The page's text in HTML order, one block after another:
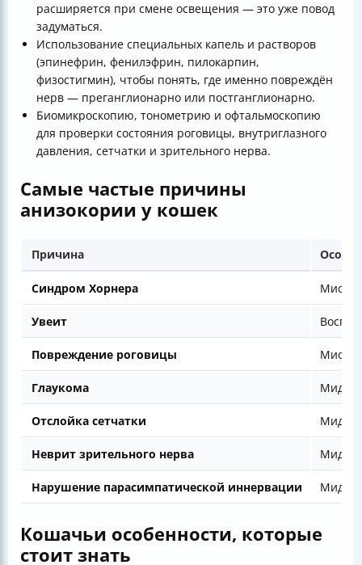
расширяется при смене освещения — это уже повод
задуматься.
Использование специальных капель и растворов
(эпинефрин, фенилэфрин, пилокарпин,
физостигмин), чтобы понять, где именно повреждён
нерв — преганглионарно или постганглионарно.
Биомикроскопию, тонометрию и офтальмоскопию
для проверки состояния роговицы, внутриглазного
давления, сетчатки и зрительного нерва.
Самые частые причины
анизокории у кошек
Причина
Синдром Хорнера Миоз,
Увеит
Повреждение роговицы Миоз
Глаукома
Отслойка сетчатки
Неврит зрительного нерва
Нарушение парасимпатической иннервации
Кошачьи особенности, которые
стоит знать